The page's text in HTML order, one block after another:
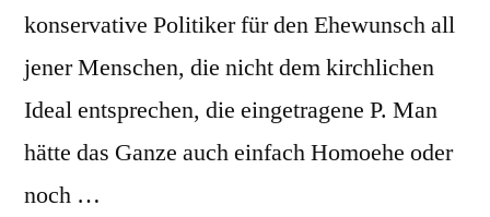
konservative Politiker für den Ehewunsch all
jener Menschen, die nicht dem kirchlichen
Ideal entsprechen, die eingetragene P. Man
hätte das Ganze auch einfach Homoehe oder
noch …